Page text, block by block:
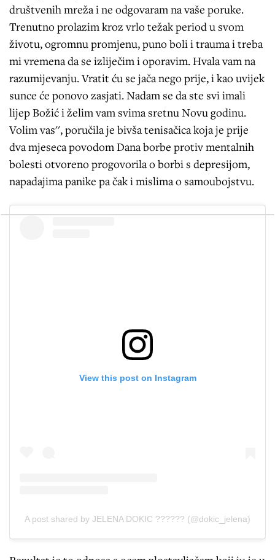
društvenih mreža i ne odgovaram na vaše poruke.
Trenutno prolazim kroz vrlo težak period u svom
životu, ogromnu promjenu, puno boli i trauma i treba
mi vremena da se izliječim i oporavim. Hvala vam na
razumijevanju. Vratit ću se jača nego prije, i kao uvijek
sunce će ponovo zasjati. Nadam se da ste svi imali
lijep Božić i želim vam svima sretnu Novu godinu.
Volim vas'', poručila je bivša tenisačica koja je prije
dva mjeseca povodom Dana borbe protiv mentalnih
bolesti otvoreno progovorila o borbi s depresijom,
napadajima panike pa čak i mislima o samoubojstvu.
View this post on Instagram
A post shared by JELENA DOKIC ?????? (@dokic_jelena)